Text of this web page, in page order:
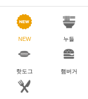
NEW 누들
핫도그 햄버거